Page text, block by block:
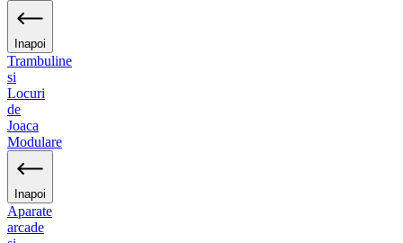
Inapoi
Trambuline
si
Locuri
de
Joaca
Modulare
Inapoi
Aparate
arcade